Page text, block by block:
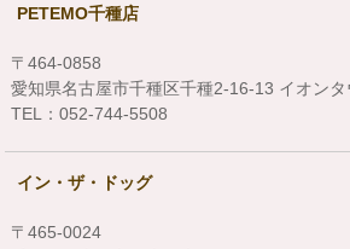
PETEMO千種店
〒464-0858
愛知県名古屋市千種区千種2-16-13 イオン
TEL：052-744-5508
イン・ザ・ドッグ
〒465-0024